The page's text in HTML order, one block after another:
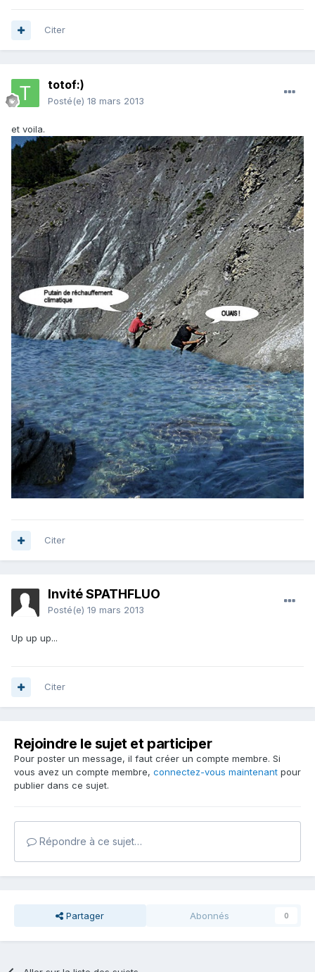
Citer
totof:)
Posté(e) 18 mars 2013
et voila.
Citer
Invité SPATHFLUO
Posté(e) 19 mars 2013
Up up up...
Citer
Rejoindre le sujet et participer
Pour poster un message, il faut créer un compte membre. Si
vous avez un compte membre, connectez-vous maintenant pour
publier dans ce sujet.
Répondre à ce sujet…
Partager Abonnés 0